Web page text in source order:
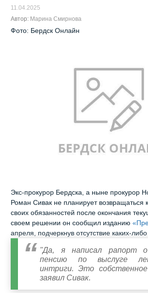
11.04.2025
Автор: Марина Смирнова
Фото: Бердск Онлайн
Экс-прокурор Бердска, а ныне прокурор
Роман Сивак не планирует возвращаться
своих обязанностей после окончания
своем решении он сообщил изданию
апреля, подчеркнув отсутствие каких-
"Да, я написал рапорт
пенсию по выслуге
интриги. Это
заявил Сивак.